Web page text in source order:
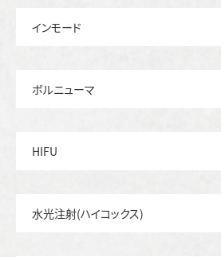
インモード
ボルニューマ
HIFU
水光注射(ハイコックス)